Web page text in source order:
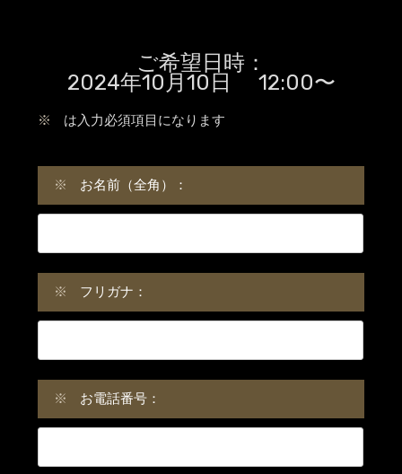
ご希望日時：
2024年10月10日 12:00〜
※ は入力必須項目になります
※ お名前（全角）：
※ フリガナ：
※ お電話番号：